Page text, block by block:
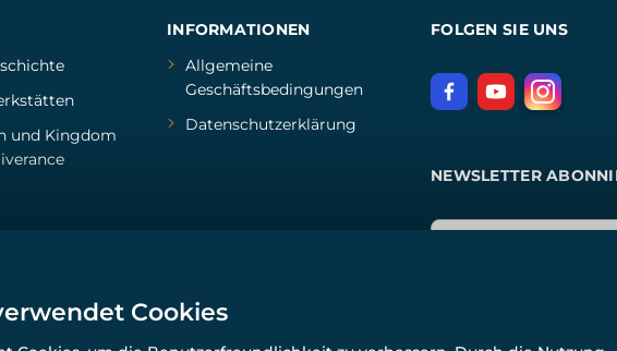
und Kingdom
INFORMATIONEN
Allgemeine
Geschäftsbedingungen
Datenschutzerklärung
FOLGEN SIE UNS
NEWSLETTER
Cookies